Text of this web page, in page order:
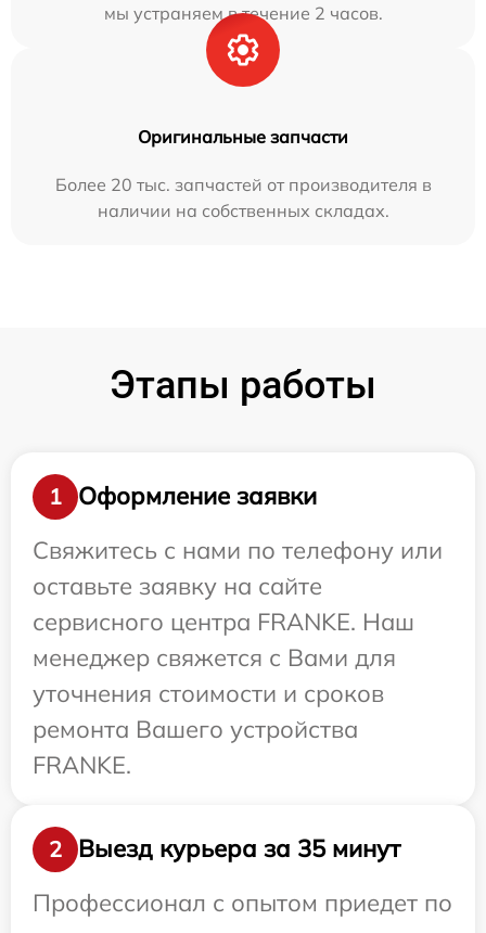
мы устраняем в течение 2 часов.
Оригинальные запчасти
Более 20 тыс. запчастей от производителя в
наличии на собственных складах.
Этапы работы
1
Оформление заявки
Свяжитесь с нами по телефону или
оставьте заявку на сайте
сервисного центра FRANKE. Наш
менеджер свяжется с Вами для
уточнения стоимости и сроков
ремонта Вашего устройства
FRANKE.
2
Выезд курьера за 35 минут
Профессионал с опытом приедет по